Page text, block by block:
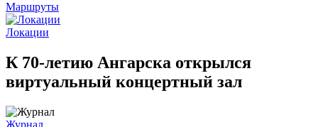
Маршруты
Локации
К 70-летию Ангарска открылся
виртуальный концертный зал
Журнал